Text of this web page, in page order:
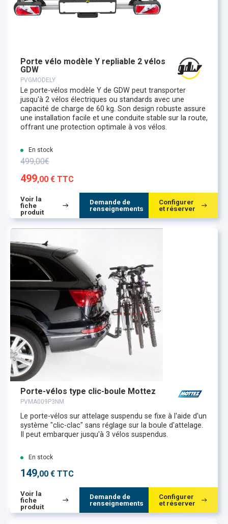
Porte vélo modèle Y repliable 2 vélos
GDW
PVGMODELY
Le porte-vélos modèle Y de GDW peut transporter
jusqu'à 2 vélos électriques ou standards avec une
capacité de charge de 60 kg. Son design robuste assure
une installation facile et une conduite stable sur la route,
offrant une protection optimale à vos vélos.
En stock
499,00€
499,00 € TTC
Voir la
fiche
produit
Demande de
renseignements
Configurer
et réserver
Porte-vélos type clic-boule Mottez
PVMA009P3NM
Le porte-vélos sur attelage suspendu se fixe à l'aide d'un
système "clic-clac" sans réglage sur la boule d'attelage.
Il peut embarquer jusqu'à 3 vélos suspendus.
En stock
149,00 € TTC
Voir la
fiche
produit
Demande de
renseignements
Configurer
et réserver